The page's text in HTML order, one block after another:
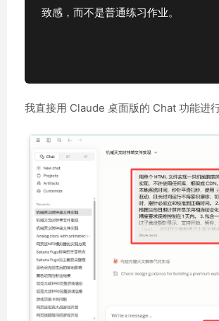
致感，而不是普通练习作业。
我直接用 Claude 桌面版的 Chat 功能进